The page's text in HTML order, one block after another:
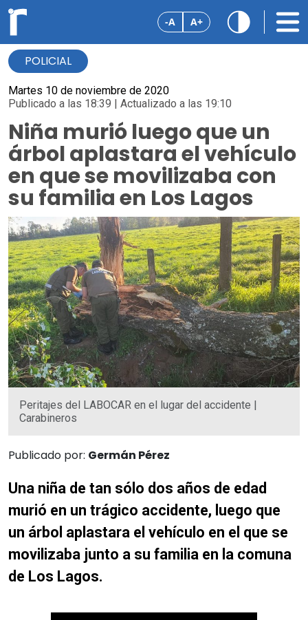
-A A+
POLICIAL
Martes 10 de noviembre de 2020
Publicado a las 18:39 | Actualizado a las 19:10
Niña murió luego que un
árbol aplastara el vehículo
en que se movilizaba con
su familia en Los Lagos
Peritajes del LABOCAR en el lugar del accidente |
Carabineros
Publicado por: Germán Pérez
Una niña de tan sólo dos años de edad
murió en un trágico accidente, luego que
un árbol aplastara el vehículo en el que se
movilizaba junto a su familia en la comuna
de Los Lagos.